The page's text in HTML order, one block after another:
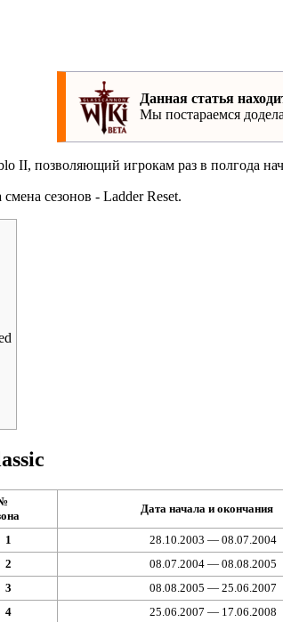
Данная статья
Мы постараемся
II, позволяющий игрокам раз в полгода
сезонов - Ladder Reset.
Дата начала и окончания
1 28.10.2003 — 08.07.2004
2
08.07.2004 — 08.08.2005
3
08.08.2005 — 25.06.2007
4
25.06.2007 — 17.06.2008